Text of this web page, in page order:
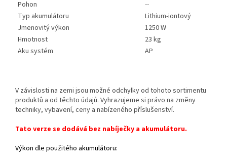
Pohon
--
Typ akumulátoru
Lithium-iontový
Jmenovitý výkon
1250 W
Hmotnost
23 kg
Aku systém
AP
V závislosti na zemi jsou možné odchylky od tohoto sortimentu
produktů a od těchto údajů. Vyhrazujeme si právo na změny
techniky, vybavení, ceny a nabízeného příslušenství.
Tato verze se dodává bez nabíječky a akumulátoru.
Výkon dle použitého akumulátoru: